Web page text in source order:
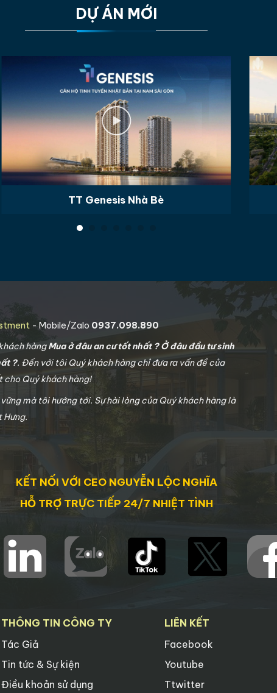
DỰ ÁN MỚI
TT Genesis Nhà Bè
- Mobile/Zalo 0937.098.890
hàngMua ở đâu an cư tốt nhất ? Ở đâu đầu tư sinh
?. Đến với tôi Quý khách hàng chỉ đưa ra vấn đề của
cho Quý khách hàng!
mà tôi hướng tới. Sự hài lòng của Quý khách hàng là
Hưng.
KẾT NỐI VỚI CEO NGUYỄN LỘC NGHĨA
HỖ TRỢ TRỰC TIẾP 24/7 NHIỆT TÌNH
THÔNG TIN CÔNG TY
Tác Giả
Tin tức & Sự kiện
Điều khoản sử dụng
LIÊN KẾT
Facebook
Youtube
Ttwitter